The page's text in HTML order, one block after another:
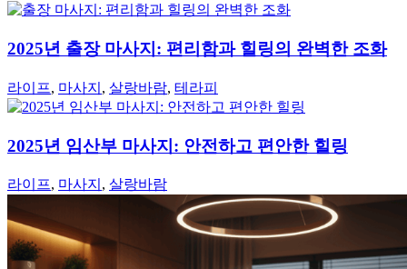
2025년 출장 마사지: 편리함과 힐링의 완벽한 조화
라이프, 마사지 , 살랑바람, 테라피
2025년 임산부 마사지: 안전하고 편안한 힐링
라이프, 마사지 , 살랑바람